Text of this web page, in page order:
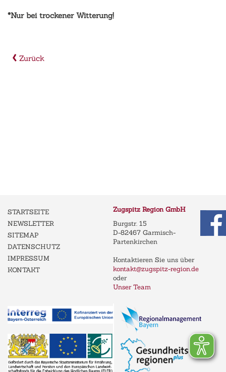
*Nur bei trockener Witterung!
Zurück
STARTSEITE
NEWSLETTER
SITEMAP
DATENSCHUTZ
IMPRESSUM
KONTAKT
Zugspitz Region GmbH
Burgstr. 15
D-82467 Garmisch-
Partenkirchen
Kontaktieren Sie uns über
kontakt@zugspitz-region.de
oder
Unser Team